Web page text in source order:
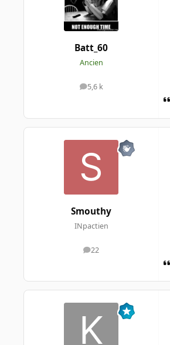
Batt_60
Ancien
5,6 k
messages
Smouthy
INpactien
22
messages